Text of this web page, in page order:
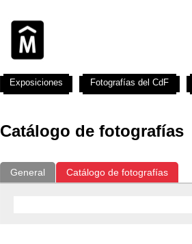
Catálogo de fotografías
General Catálogo de fotografías
Exposiciones Fotografías del CdF